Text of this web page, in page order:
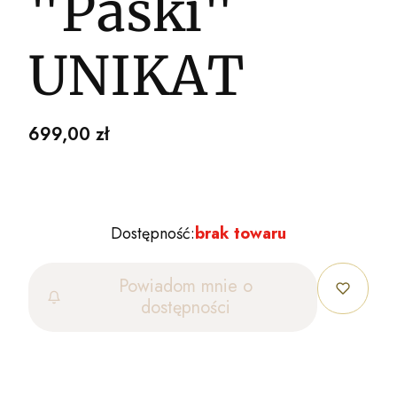
UNIKAT
Cena
699,00 zł
Dostępność:brak towaru
Powiadom mnie o
dostępności